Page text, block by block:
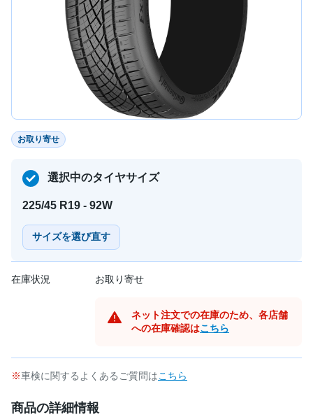
お取り寄せ
選択中のタイヤサイズ
225/45 R19 - 92W
サイズを選び直す
在庫状況 お取り寄せ
ネット注文での在庫のため、各店舗
への在庫確認はこちら
車検に関するよくあるご質問はこちら
商品の詳細情報